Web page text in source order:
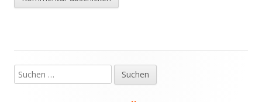
Haupt-
Suchen
nach: